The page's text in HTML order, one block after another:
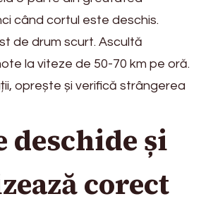
când cortul este deschis.
de drum scurt. Ascultă
la viteze de 50-70 km pe oră.
oprește și verifică strângerea
deschide și
corect